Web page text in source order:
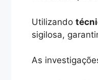
Utilizando
sigilosa,
As